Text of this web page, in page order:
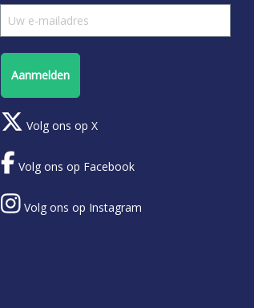
Aanmelden
Volg ons op X
Volg ons op Facebook
Volg ons op Instagram